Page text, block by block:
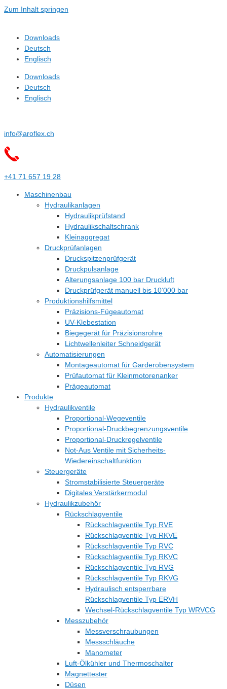
Zum Inhalt springen
Downloads
Deutsch
Englisch
Downloads
Deutsch
Englisch
info@aroflex.ch
+41 71 657 19 28
Maschinenbau
Hydraulikanlagen
Hydraulikprüfstand
Hydraulikschaltschrank
Kleinaggregat
Druckprüfanlagen
Druckspitzenprüfgerät
Druckpulsanlage
Alterungsanlage 100 bar Druckluft
Druckprüfgerät manuell bis 10‘000 bar
Produktionshilfsmittel
Präzisions-Fügeautomat
UV-Klebestation
Biegegerät für Präzisionsrohre
Lichtwellenleiter Schneidgerät
Automatisierungen
Montageautomat für Garderobensystem
Prüfautomat für Kleinmotorenanker
Prägeautomat
Produkte
Hydraulikventile
Proportional-Wegeventile
Proportional-Druckbegrenzungsventile
Proportional-Druckregelventile
Not-Aus Ventile mit Sicherheits-
Wiedereinschaltfunktion
Steuergeräte
Stromstabilisierte Steuergeräte
Digitales Verstärkermodul
Hydraulikzubehör
Rückschlagventile
Rückschlagventile Typ RVE
Rückschlagventile Typ RKVE
Rückschlagventile Typ RVC
Rückschlagventile Typ RKVC
Rückschlagventile Typ RVG
Rückschlagventile Typ RKVG
Hydraulisch entsperrbare
Rückschlagventile Typ ERVH
Wechsel-Rückschlagventile Typ WRVCG
Messzubehör
Messverschraubungen
Messschläuche
Manometer
Luft-Ölkühler und Thermoschalter
Magnettester
Düsen